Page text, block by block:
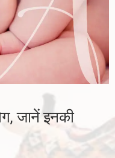
जानें इनकी